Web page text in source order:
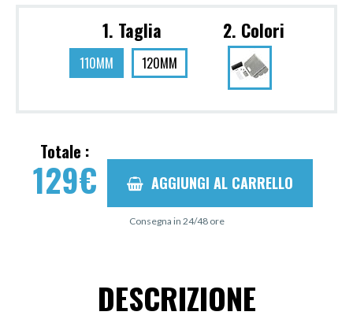
1. Taglia
110MM 120MM
2. Colori
Totale :
129€ AGGIUNGI AL CARRELLO
Consegna in 24/48 ore
DESCRIZIONE